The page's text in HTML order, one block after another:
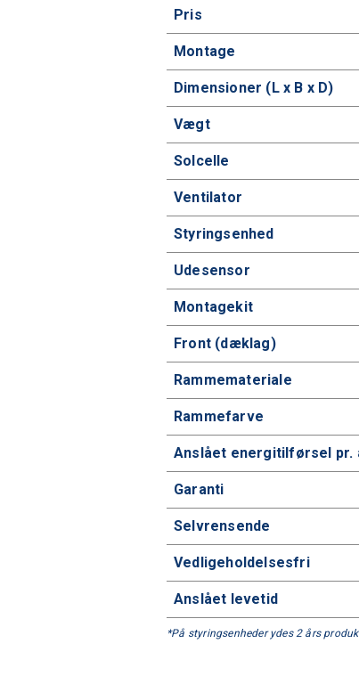
Pris
Montage
Dimensioner (L x B x D)
Vægt
Solcelle
Ventilator
Styringsenhed
Udesensor
Montagekit
Front (dæklag)
Rammemateriale
Rammefarve
Anslået energitilførsel pr.
Garanti
Selvrensende
Vedligeholdelsesfri
Anslået levetid